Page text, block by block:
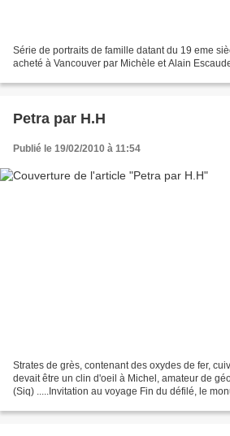
Série de portraits de famille datant du 19 eme
acheté à Vancouver par Michèle et Alain
Petra par H.H
Publié le 19/02/2010 à 11:54
Strates de grès, contenant des oxydes de fer,
devait être un clin d'oeil à Michel, amateur de
(Siq) .....Invitation au voyage Fin du défilé, le